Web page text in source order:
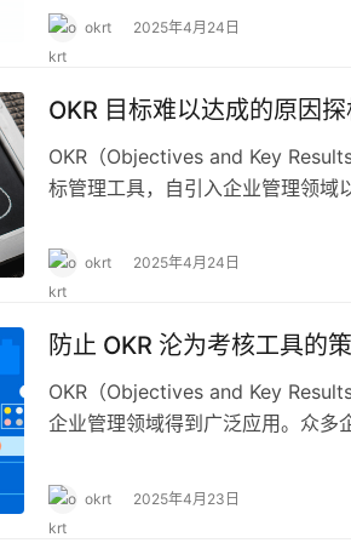
业的宣传工具，认为与精益管理、
究企业发展逻辑后可知，明确的公
okrt 2025年4月24日
OKR 目标难以达成的原因
OKR（Objectives and Key
标管理工具，自引入企业管理领域
因，对于企业优化目标管理、提升
目标难以达成主要涉及目标优先级
okrt 2025年4月24日
防止 OKR 沦为考核工具的
OKR（Objectives and Key
企业管理领域得到广泛应用。众多
这与 OKR 的本质理念相悖。深入
管理效能具有重要意义。 一、明确
okrt 2025年4月23日